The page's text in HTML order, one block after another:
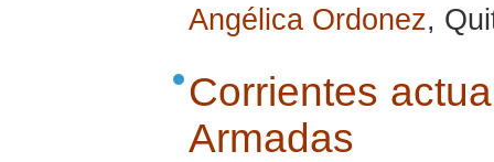
Angélica Ordonez,
Corrientes
Armadas